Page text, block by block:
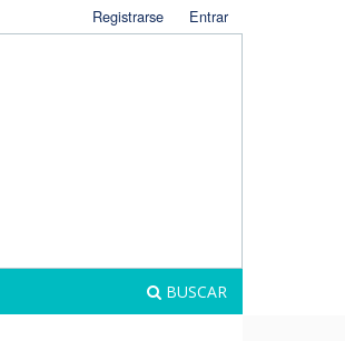
BUSCAR
Registrarse Entrar